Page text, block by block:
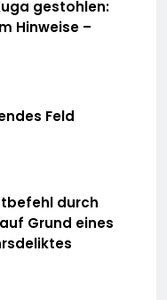
gestohlen:
Hinweise –
Feld
durch
Grund eines